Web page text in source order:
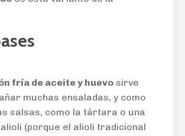
fría de aceite y huevo sirve
muchas ensaladas, y como
salsas, como la tártara o una
(porque el alioli tradicional